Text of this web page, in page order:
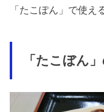
「たこぽん」で使え
「たこぼん